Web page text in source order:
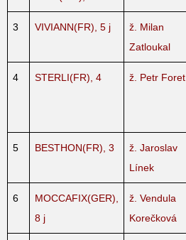
3 VIVIANN(FR), 5 j
ž. Milan
Zatloukal
4 STERLI(FR), 4 ž. Petr Foret
5 BESTHON(FR), 3
ž. Jaroslav
Línek
6
MOCCAFIX(GER),
8 j
ž. Vendula
Korečková